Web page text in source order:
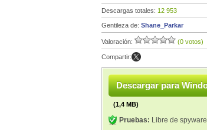
Descargas totales: 12 953
Gentileza de: Shane_Parkar
Valoración: (0 votos)
Compartir:
Descargar para
(1,4 MB)
Pruebas: Libre de